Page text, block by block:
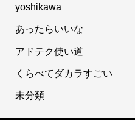
yoshikawa
あったらいいな
アドテク使い道
くらべてダカラすごい
未分類